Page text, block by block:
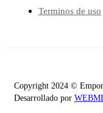
Terminos de uso
Copyright 2024 ©
Desarrollado por